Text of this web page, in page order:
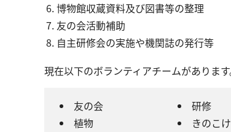
博物館収蔵資料及び図書等の整理
友の会活動補助
自主研修会の実施や機関誌の発行等
現在以下のボランティアチームがあります
友の会 研修
植物
きのこけ